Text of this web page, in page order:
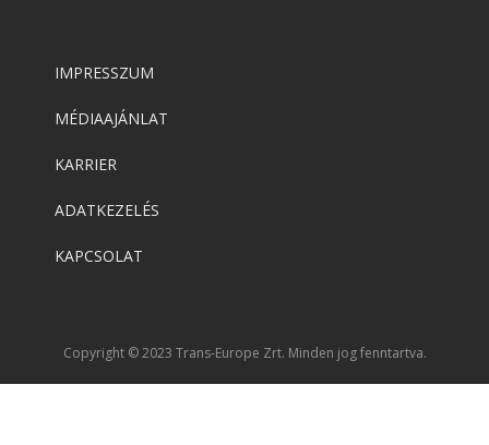
IMPRESSZUM
MÉDIAAJÁNLAT
KARRIER
ADATKEZELÉS
KAPCSOLAT
Copyright © 2023 Trans-Europe Zrt. Minden jog fenntartva.